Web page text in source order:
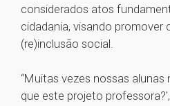
considerados atos
cidadania, visando promover
(re)inclusão social.
“Muitas vezes nossas
que este projeto